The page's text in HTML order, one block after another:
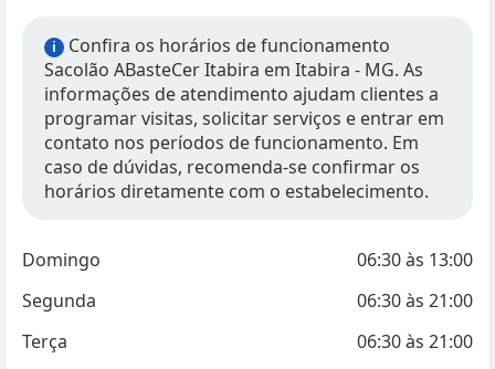
i
Confira os horários de funcionamento
Sacolão ABasteCer Itabira em Itabira - MG. As
informações de atendimento ajudam clientes a
programar visitas, solicitar serviços e entrar em
contato nos períodos de funcionamento. Em
caso de dúvidas, recomenda-se confirmar os
horários diretamente com o estabelecimento.
Domingo 06:30às 13:00
Segunda
06:30às 21:00
Terça
06:30às 21:00